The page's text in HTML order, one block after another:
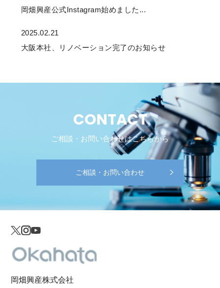
岡畑興産公式Instagram始めました...
2025.02.21
大阪本社、リノベーション完了のお知らせ
CONTACT
ご相談・お問い合わせはこちらから
ご相談・お問い合わせ
岡畑興産株式会社